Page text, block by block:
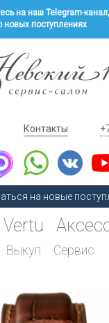
на наш Telegram-
новых поступлениях
Контакты
на новые
Vertu
Выкуп Сервис